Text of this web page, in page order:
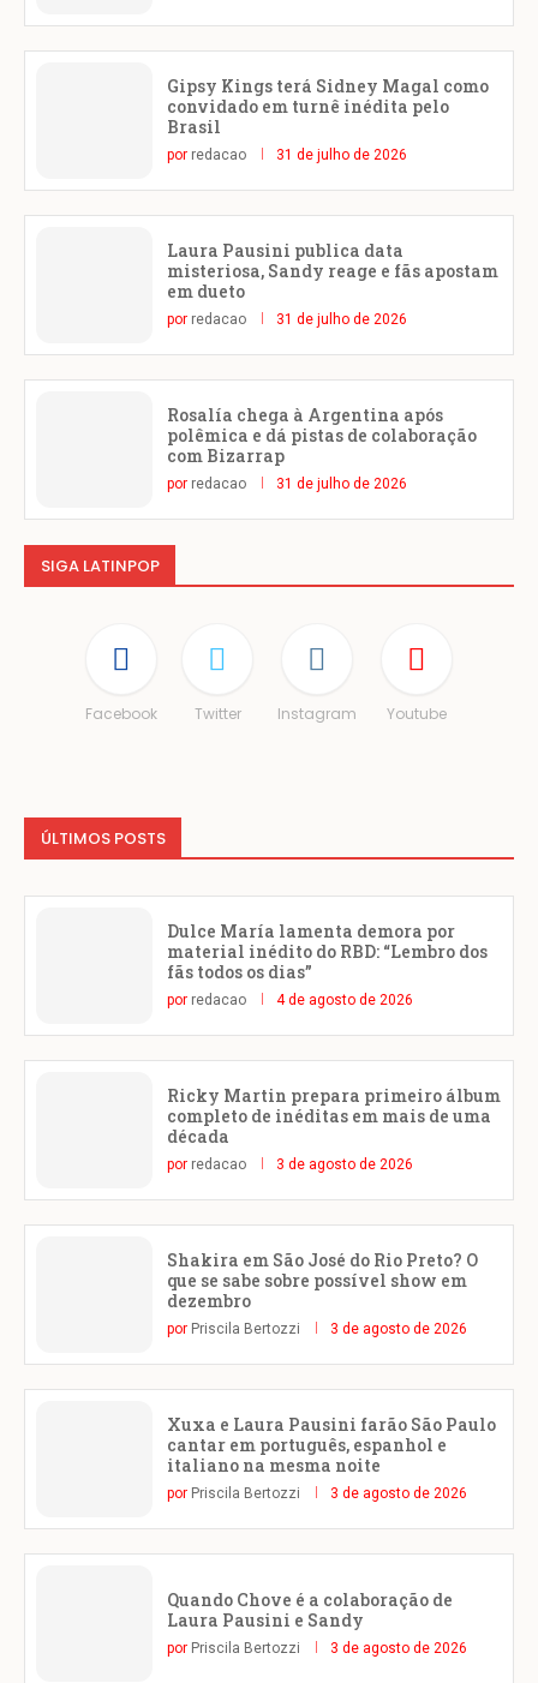
Gipsy Kings terá Sidney Magal como
convidado em turnê inédita pelo
Brasil
por redacao 31 de julho de 2026
Laura Pausini publica data
misteriosa, Sandy reage e fãs apostam
em dueto
por redacao 31 de julho de 2026
Rosalía chega à Argentina após
polêmica e dá pistas de colaboração
com Bizarrap
por redacao 31 de julho de 2026
SIGA LATINPOP
Facebook Twitter Instagram Youtube
ÚLTIMOS POSTS
Dulce María lamenta demora por
material inédito do RBD: “Lembro dos
fãs todos os dias”
por redacao 4 de agosto de 2026
Ricky Martin prepara primeiro álbum
completo de inéditas em mais de uma
década
por redacao 3 de agosto de 2026
Shakira em São José do Rio Preto? O
que se sabe sobre possível show em
dezembro
por Priscila Bertozzi 3 de agosto de 2026
Xuxa e Laura Pausini farão São Paulo
cantar em português, espanhol e
italiano na mesma noite
por Priscila Bertozzi 3 de agosto de 2026
Quando Chove é a colaboração de
Laura Pausini e Sandy
por Priscila Bertozzi 3 de agosto de 2026